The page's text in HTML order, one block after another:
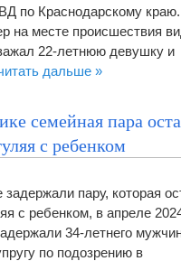
по Краснодарскому
на месте происшествия
22-летнюю девушку и
дальше »
семейная пара
с ребенком
задержали пару, которая
с ребенком, в апреле
34-летнего
по подозрению в